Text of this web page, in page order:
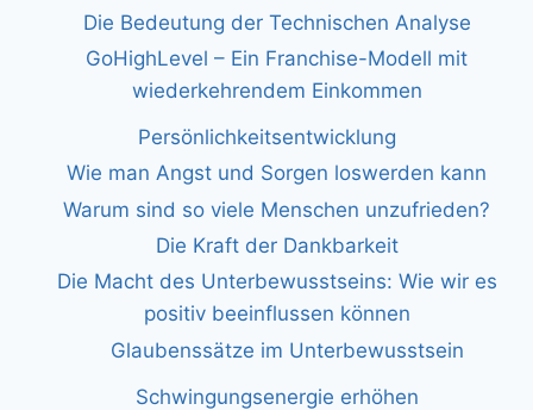
Die Bedeutung der Technischen Analyse
GoHighLevel – Ein Franchise-Modell mit
wiederkehrendem Einkommen
Persönlichkeitsentwicklung
Wie man Angst und Sorgen loswerden kann
Warum sind so viele Menschen unzufrieden?
Die Kraft der Dankbarkeit
Die Macht des Unterbewusstseins: Wie wir es
positiv beeinflussen können
Glaubenssätze im Unterbewusstsein
Schwingungsenergie erhöhen